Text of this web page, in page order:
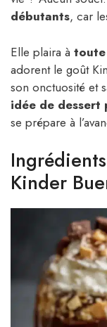
débutants, car
Elle plaira à
adorent le goût
son onctuosité et
idée de dessert
se prépare à
Kinder